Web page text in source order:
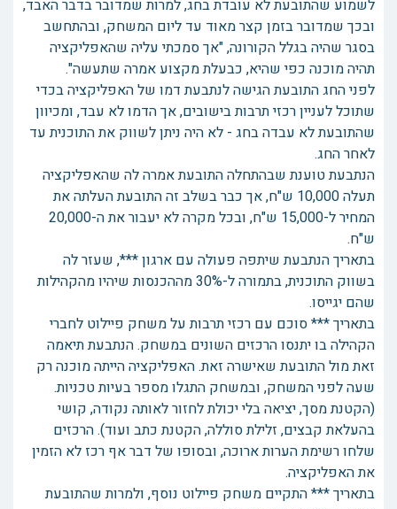
לשמוע שהתובעת לא עובדת בחג, למרות שמדובר בדבר האבד,
ובכך שמדובר בזמן קצר מאוד עד ליום המשחק, ובהתחשב
בסגר שהיה בגלל הקורונה, "אך סמכתי עליה שהאפליקציה
תהיה מוכנה כפי שהיא, כבעלת מקצוע אמרה שתעשה".
לפני החג התובעת הגישה לנתבעת דמו של האפליקציה בכדי
שתוכל לעניין רכזי תרבות בישובים, אך הדמו לא עבד, ומכיוון
שהתובעת לא עבדה בחג - לא היה ניתן לשווק את התוכנית עד
לאחר החג.
הנתבעת טוענת שבהתחלה התובעת אמרה לה שהאפליקציה
תעלה 10,000 ש"ח, אך כבר בשלב זה התובעת העלתה את
המחיר ל-15,000 ש"ח, ובכל מקרה לא יעבור את ה-20,000
ש"ח.
בתאריך הנתבעת שיתפה פעולה עם ארגון ***, שעזר לה
בשווק התוכנית, בתמורה ל-30% מההכנסות שיהיו מהקהילות
שהם יגייסו.
בתאריך *** סוכם עם רכזי תרבות על משחק פיילוט לחברי
הקהילה בו יתנסו הרכזים השונים במשחק. הנתבעת תיאמה
זאת מול התובעת שאישרה זאת. האפליקציה הייתה מוכנה רק
שעה לפני המשחק, ובמשחק התגלו מספר בעיות טכניות.
(הקטנת מסך, יציאה בלי יכולת לחזור לאותה נקודה, קושי
בהעלאת קבצים, זלילת סוללה, הקטנת כתב ועוד). הרכזים
שלחו רשימת הערות ארוכה, ובסופו של דבר אף רכז לא הזמין
את האפליקציה.
בתאריך *** התקיים משחק פיילוט נוסף, ולמרות שהתובעת